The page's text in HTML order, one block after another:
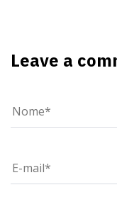
Leave a